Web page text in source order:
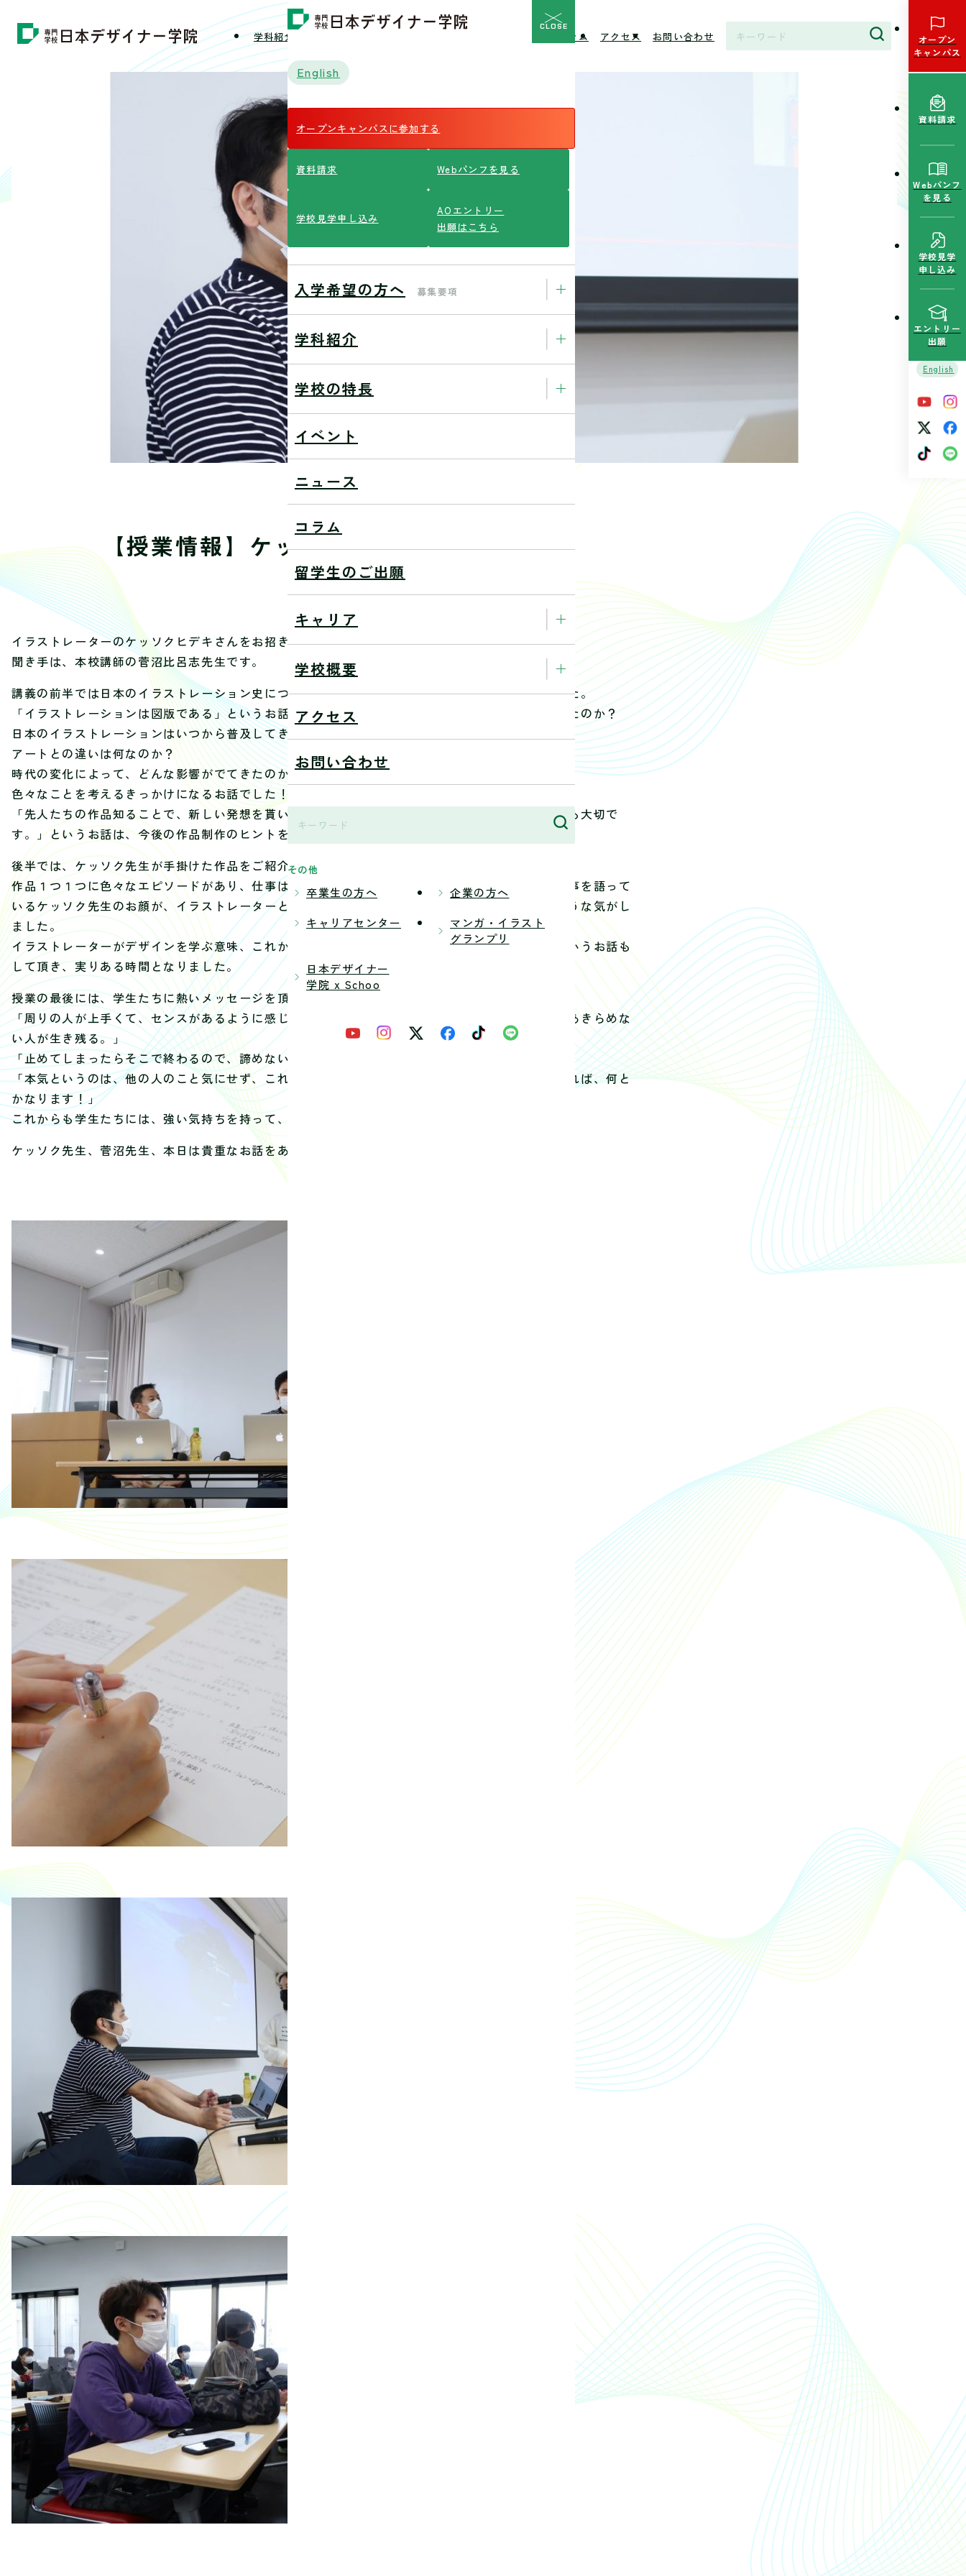
学科紹介 コラム アクセス お問い合わせ
CLOSE
English
オープンキャンパスに参加する
資料請求 Webパンフを見る
学校見学申し込み
AOエントリー
出願はこちら
入学希望の方へ 募集要項
学科紹介
学校の特長
イベント
ニュース
コラム
留学生のご出願
キャリア
学校概要
アクセス
お問い合わせ
その他
卒業生の方へ
企業の方へ
キャリアセンター
マンガ・イラスト
グランプリ
日本デザイナー
学院 x Schoo
オープン
キャンパス
資料請求
Webパンフ
を見る
学校見学
申し込み
エントリー
出願
English
【授業情報】ケッソクヒデキさん特別講義
2021/5/27
イラストレーターのケッソクヒデキさんをお招きして、特別講義を開催しました。
聞き手は、本校講師の菅沼比呂志先生です。
講義の前半では日本のイラストレーション史について、作品の紹介を踏まえながら教えて頂きました。
「イラストレーションは図版である」というお話から始まり、現在までどのような変化を辿ってきたのか？
日本のイラストレーションはいつから普及してきたのか？
アートとの違いは何なのか？
時代の変化によって、どんな影響がでてきたのか？
色々なことを考えるきっかけになるお話でした！
「先人たちの作品知ることで、新しい発想を貰い、自分のもっていない要素を取り込むことはとても大切で
す。」というお話は、今後の作品制作のヒントを得るきっかけになったのではないでしょうか。
後半では、ケッソク先生が手掛けた作品をご紹介頂きながら、お仕事の流れを教えて頂きました。
作品１つ１つに色々なエピソードがあり、仕事は大変ですとお話しつつも、楽しそうに当時の出来事を語って
いるケッソク先生のお顔が、イラストレーターというお仕事のやりがいの大きさを物語っているような気がし
ました。
イラストレーターがデザインを学ぶ意味、これから生き抜くデザイナーとはどんな人物なのか、というお話も
して頂き、実りある時間となりました。
授業の最後には、学生たちに熱いメッセージを頂戴しました。
「周りの人が上手くて、センスがあるように感じる時もあるけど、本気でやっている人や、途中であきらめな
い人が生き残る。」
「止めてしまったらそこで終わるので、諦めないで本気で取り組むことが重要。」
「本気というのは、他の人のこと気にせず、これだけは負けたくないという気持ちです。諦めなければ、何と
かなります！」
これからも学生たちには、強い気持ちを持って、諦めずに作品制作を続けてもらえたらと思います。
ケッソク先生、菅沼先生、本日は貴重なお話をありがとうございました。